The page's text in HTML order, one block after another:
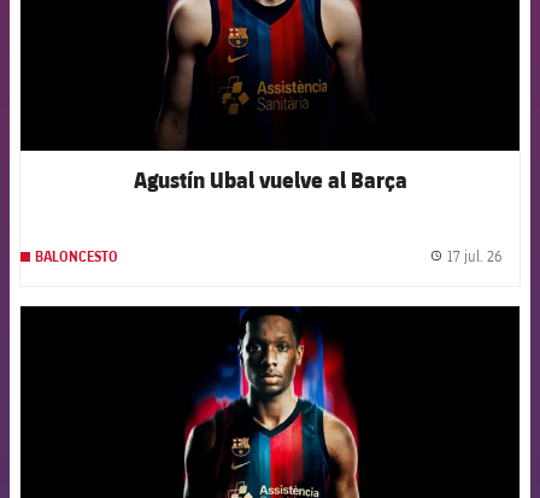
Agustín Ubal vuelve al Barça
BALONCESTO 17 jul. 26
FCB Barcelona badge